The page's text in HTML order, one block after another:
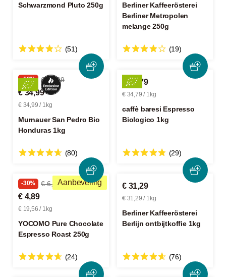
Schwarzmond Pluto 250g
(51)
Berliner Kaffeerösterei
Berliner Metropolen
melange 250g
(19)
-10% € 38,99
€ 34,99
€ 34,99 / 1kg
Murnauer San Pedro Bio
Honduras 1kg
(80)
€ 34,79
€ 34,79 / 1kg
caffè baresi Espresso
Biologico 1kg
(29)
Aanbeveling
-30% € 6,99
€ 4,89
€ 19,56 / 1kg
YOCOMO Pure Chocolate
Espresso Roast 250g
(24)
€ 31,29
€ 31,29 / 1kg
Berliner Kaffeerösterei
Berlijn ontbijtkoffie 1kg
(76)